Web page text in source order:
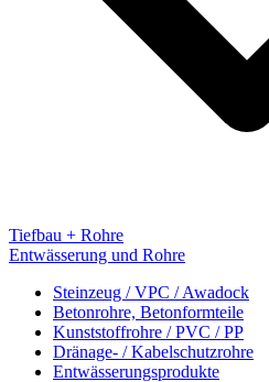
Tiefbau + Rohre
Entwässerung und Rohre
Steinzeug / VPC / Awadock
Betonrohre, Betonformteile
Kunststoffrohre / PVC / PP
Dränage- / Kabelschutzrohre
Entwässerungsprodukte